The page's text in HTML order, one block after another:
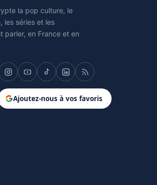
la pop culture, le
les séries et les
parler, en France et en
Ajoutez-nous à vos favoris